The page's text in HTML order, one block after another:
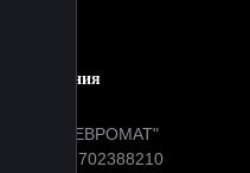
Компания
ООО "ЕВРОМАТ"
ИНН: 7702388210